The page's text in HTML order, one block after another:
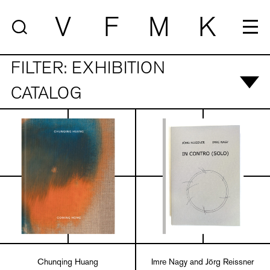
V F M K
FILTER: EXHIBITION
CATALOG
Chunqing Huang Imre Nagy and Jörg Reissner